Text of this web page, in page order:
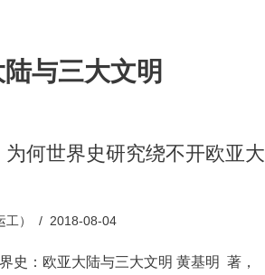
陆与三大文明
为何世界史研究绕不开欧亚大
） 2018-08-04
史：欧亚大陆与三大文明 黄基明 著，